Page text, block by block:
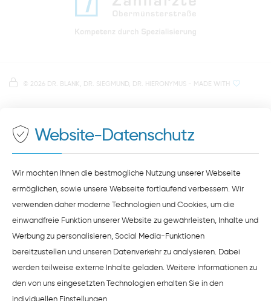
zustimmen.
ZUSTIMMEN
HINWEISE ZUM DATENSCHUTZ
© 2026 DR. BLANK, DR. SIEGMUND, DR. HIERONYMUS - MADE WITH
Website-Datenschutz
Wir möchten Ihnen die bestmögliche Nutzung unserer Webseite
ermöglichen, sowie unsere Webseite fortlaufend verbessern. Wir
verwenden daher moderne Technologien und Cookies, um die
einwandfreie Funktion unserer Website zu gewährleisten, Inhalte und
Werbung zu personalisieren, Social Media-Funktionen
bereitzustellen und unseren Datenverkehr zu analysieren. Dabei
werden teilweise externe Inhalte geladen. Weitere Informationen zu
den von uns eingesetzten Technologien erhalten Sie in den